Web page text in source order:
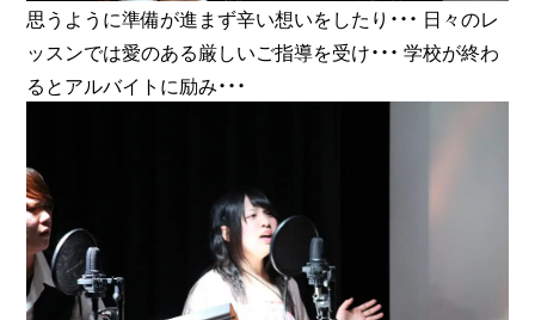
思うように準備が進まず辛い想いをしたり・・・ 日々のレ
ッスンでは愛のある厳しいご指導を受け・・・ 学校が終わ
るとアルバイトに励み・・・